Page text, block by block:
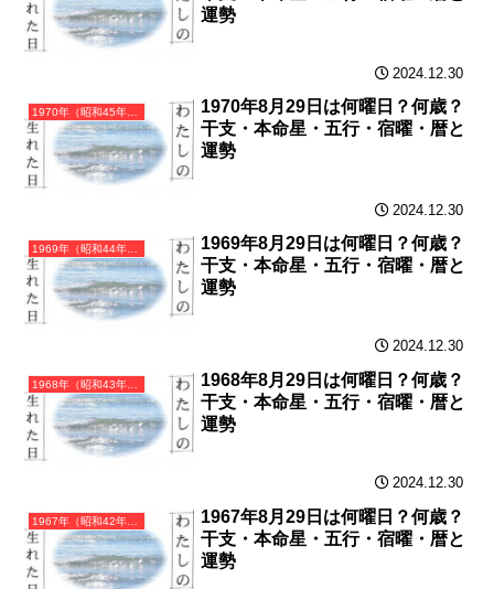
運勢
2024.12.30
1970年（昭和45年）庚戌（かのえいぬ）・戌年（いぬ年）カレンダー（月曜はじまり）
1970年8月29日は何曜日？何歳？
干支・本命星・五行・宿曜・暦と
運勢
2024.12.30
1969年（昭和44年）己酉（つちのととり）・酉年（とり年）カレンダー（月曜はじまり）
1969年8月29日は何曜日？何歳？
干支・本命星・五行・宿曜・暦と
運勢
2024.12.30
1968年（昭和43年）戊申（つちのえさる）・申年（さる年）カレンダー（月曜はじまり）
1968年8月29日は何曜日？何歳？
干支・本命星・五行・宿曜・暦と
運勢
2024.12.30
1967年（昭和42年）丁未（ひのとひつじ）・未年（ひつじ年）カレンダー（月曜はじまり）
1967年8月29日は何曜日？何歳？
干支・本命星・五行・宿曜・暦と
運勢